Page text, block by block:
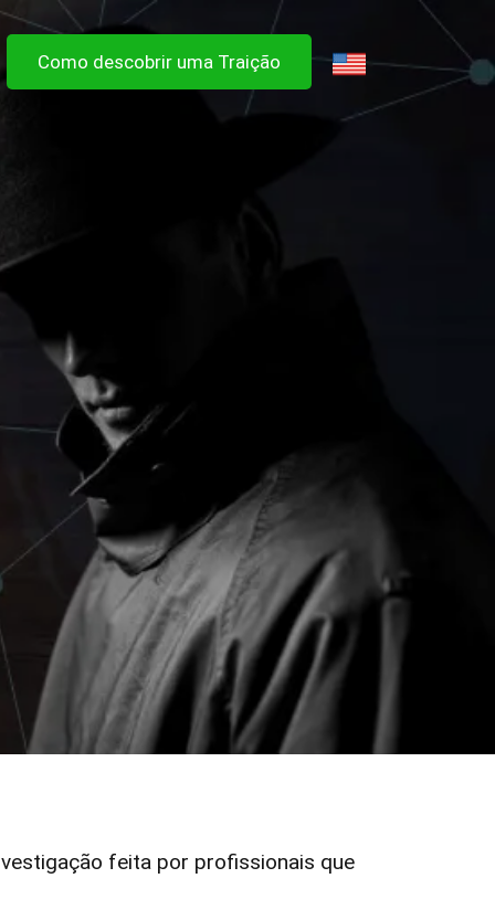
Como descobrir uma Traição
feita por profissionais que